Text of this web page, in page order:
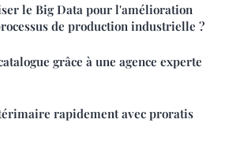
le Big Data pour l'amélioration
de production industrielle ?
grâce à une agence experte
rapidement avec proratis